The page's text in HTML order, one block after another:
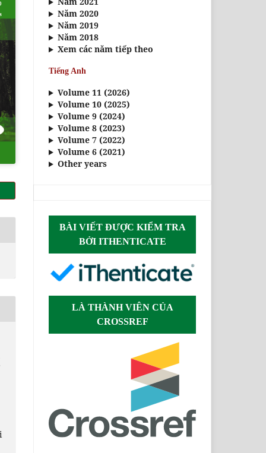
Năm 2020
Năm 2019
Năm 2018
Xem các năm tiếp theo
Tiếng Anh
Volume 11 (2026)
Volume 10 (2025)
Volume 9 (2024)
Volume 8 (2023)
Volume 7 (2022)
Volume 6 (2021)
Other years
BÀI VIẾT ĐƯỢC KIỂM TRA
BỞI ITHENTICATE
LÀ THÀNH VIÊN CỦA
CROSSREF